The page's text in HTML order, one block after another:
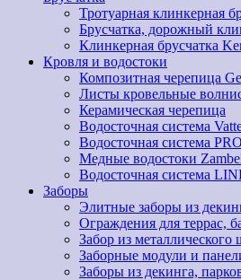
Тротуарная клинкерная
Брусчатка, дорожный
Клинкерная брусчатка
Кровля и водостоки
Композитная черепица
Листы кровельные
Керамическая черепица
Водосточная система
Водосточная система
Медные водостоки
Водосточная система
Заборы
Элитные заборы из
Ограждения для террас,
Забор из металлического
Заборные модули и
Заборы из декинга,